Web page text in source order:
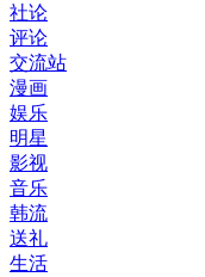
社论
评论
交流站
漫画
娱乐
明星
影视
音乐
韩流
送礼
生活